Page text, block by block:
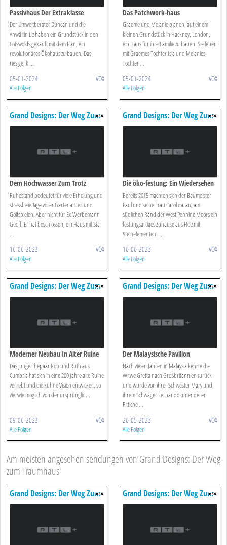
Passivhaus Der Extraklasse
Der Umweltberater Duncan und die
Anwältin Liz haben ein Grundstück in den
Cotswolds gekauft mit dem Plan, ein
revolutionäres Ökohaus zu bauen. Das
riesige, k ...
05-01-2024 VOX
Alle Folgen
Das Patchwork-haus
Graeme und Melanie planen, auf einem
kleinen Grundstück in Hackney, London,
ein Haus für ihre Familie zu bauen. Sie leben
mit Graemes Tochter Isla und Melanies
Tochter ...
05-01-2024 VOX
Alle Folgen
Grand Designs: Der Weg Zum
Traumhaus
Dem Hochwasser Zum Trotz
Ruhestand bedeutet für viele Erholung und
stressfreie Tage voller Gartenarbeit und
Golfspielen. Aber nicht für Ex-Werbemann
Geoff: Er hat beschlossen, ein Haus mit Sta
...
16-06-2023 VOX
Alle Folgen
Grand Designs: Der Weg Zum
Traumhaus
Die öko-festung: Ein Wiedersehen
Bereits 2015 machten sich der Baumeister
Paul und seine Frau Carol daran, am
südlichen Rand der West Pennine Moors ein
festungsartiges Zuhause aus Holz mit
Steinelementen i ...
16-06-2023 VOX
Alle Folgen
Grand Designs: Der Weg Zum
Traumhaus
Moderner Neubau In Alter Ruine
Das junge Ehepaar Rob und Ruth aus
Cumbria hat sich in eine 200 Jahre alte Ruine
verliebt und die kühne Vision entwickelt, so
viel wie möglich von der ursprünglic ...
09-06-2023 VOX
Alle Folgen
Grand Designs: Der Weg Zum
Traumhaus
Der Malaysische Pavillon
Nach vielen Jahren in Malaysia kehrte die
Witwe Gretta nach Großbritannien zurück
und wurde von ihrer Schwester Mary und
ihrem Schwager Fernando unter deren
Fittiche ...
26-05-2023 VOX
Alle Folgen
Am meisten angesehen sendungen von Grand Designs: Der Weg
zum Traumhaus
Grand Designs: Der Weg Zum
Traumhaus
Grand Designs: Der Weg Zum
Traumhaus